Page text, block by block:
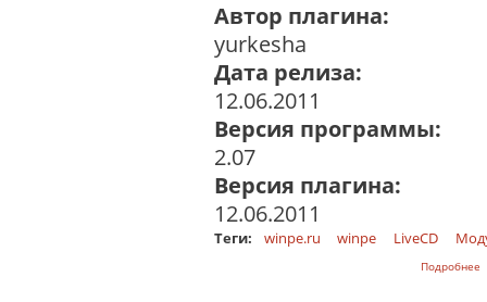
Автор плагина:
yurkesha
Дата релиза:
12.06.2011
Версия программы:
2.07
Версия плагина:
12.06.2011
Теги: winpe.ru winpe LiveCD
Подробнее